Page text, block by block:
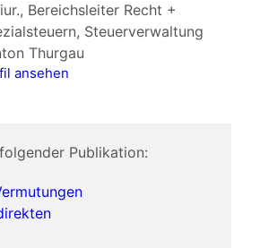
Bereichsleiter Recht +
Steuerverwaltung
Thurgau
ansehen
Publikation: